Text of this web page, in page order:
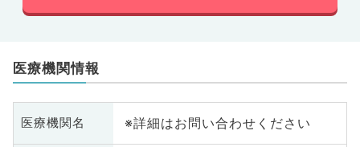
医療機関情報
医療機関名 ※詳細はお問い合わせください